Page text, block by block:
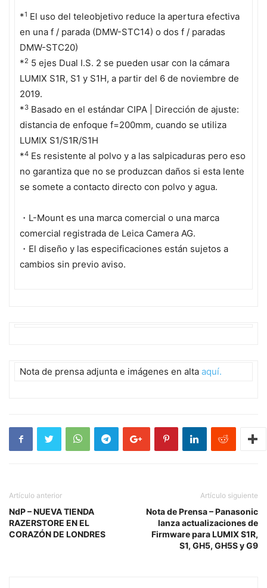
*1 El uso del teleobjetivo reduce la apertura efectiva
en una f / parada (DMW-STC14) o dos f / paradas
DMW-STC20)
*2 5 ejes Dual I.S. 2 se pueden usar con la cámara
LUMIX S1R, S1 y S1H, a partir del 6 de noviembre de
2019.
*3 Basado en el estándar CIPA | Dirección de ajuste:
distancia de enfoque f=200mm, cuando se utiliza
LUMIX S1/S1R/S1H
*4 Es resistente al polvo y a las salpicaduras pero eso
no garantiza que no se produzcan daños si esta lente
se somete a contacto directo con polvo y agua.
・L-Mount es una marca comercial o una marca
comercial registrada de Leica Camera AG.
・El diseño y las especificaciones están sujetos a
cambios sin previo aviso.
Nota de prensa adjunta e imágenes en alta aquí.
Artículo anterior
NdP – NUEVA TIENDA
RAZERSTORE EN EL
CORAZÓN DE LONDRES
Artículo siguiente
Nota de Prensa – Panasonic
lanza actualizaciones de
Firmware para LUMIX S1R,
S1, GH5, GH5S y G9